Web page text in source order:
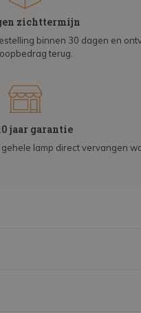
zichttermijn
binnen 30 dagen en
terug.
jaar garantie
lamp direct vervangen